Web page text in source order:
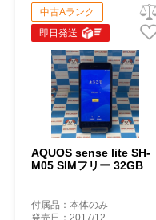
中古Aランク
即日発送
AQUOS sense lite SH-
M05 SIMフリー 32GB
付属品：本体のみ
発売日：2017/12